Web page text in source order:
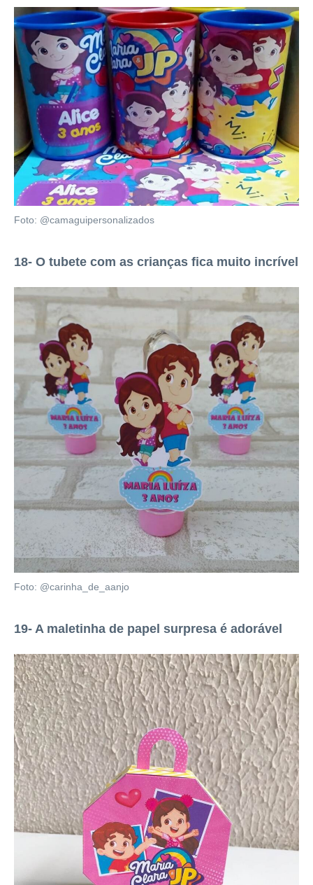
Foto: @camaguipersonalizados
18- O tubete com as crianças fica muito incrível
Foto: @carinha_de_aanjo
19- A maletinha de papel surpresa é adorável